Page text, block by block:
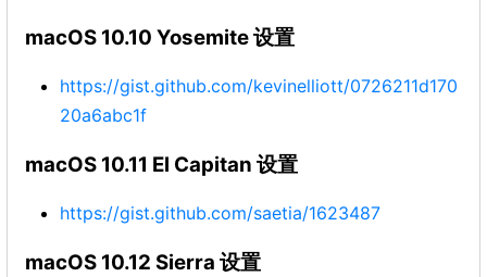
macOS 10.10 Yosemite 设置
https://gist.github.com/kevinelliott/0726211d170
20a6abc1f
macOS 10.11 El Capitan 设置
https://gist.github.com/saetia/1623487
macOS 10.12 Sierra 设置